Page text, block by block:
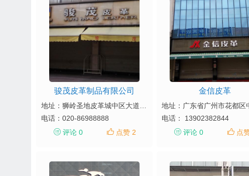
骏茂皮革制品有限公司
电话： 020-86988888
评论 0
点赞 2
金信皮革
电话：
13902382844
评论 0
点